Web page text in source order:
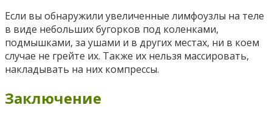
Если вы обнаружили увеличенные лимфоузлы на теле
в виде небольших бугорков под коленками,
подмышками, за ушами и в других местах, ни в коем
случае не грейте их. Также их нельзя массировать,
накладывать на них компрессы.
Заключение